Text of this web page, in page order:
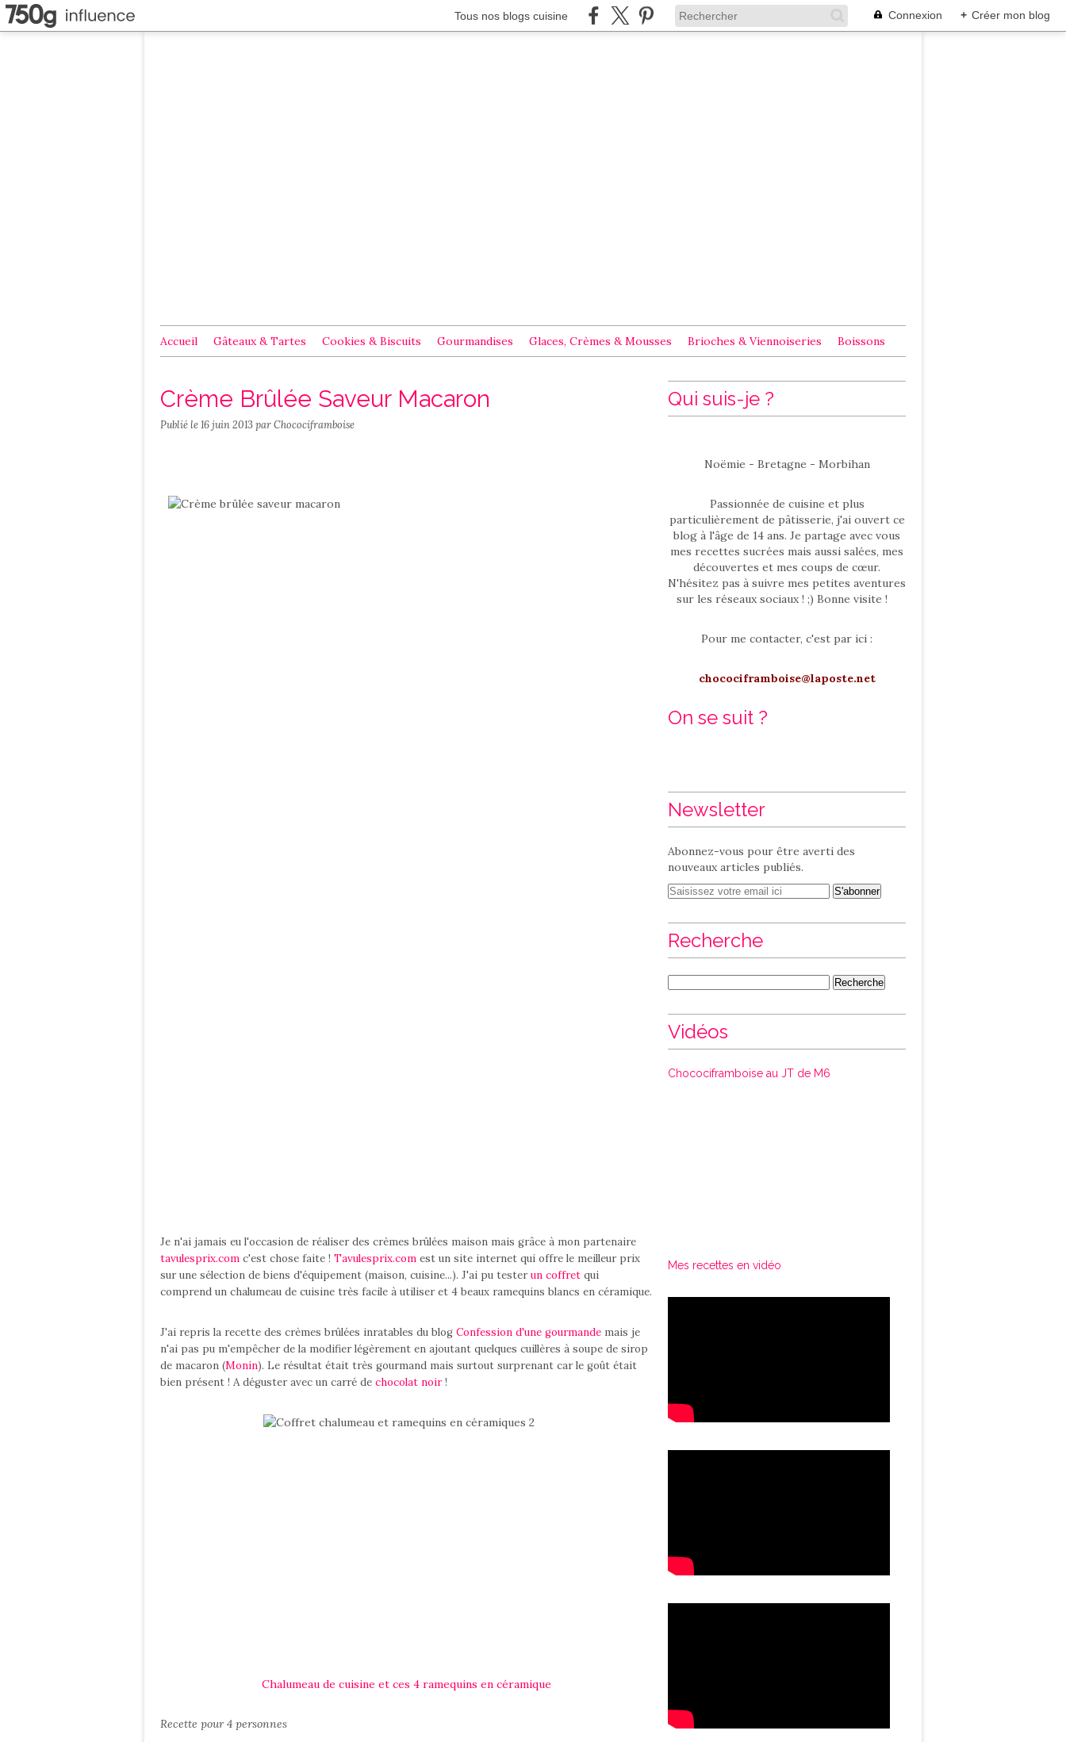
Tous nos blogs cuisine Connexion + Créer mon blog
Accueil Gâteaux & Tartes Cookies & Biscuits Gourmandises Glaces, Crèmes & Mousses Brioches & Viennoiseries Boissons
Crème Brûlée Saveur Macaron
Publié le16 juin 2013par Chocociframboise
Je n'ai jamais eu l'occasion de réaliser des crèmes brûlées maison mais grâce à mon partenaire
tavulesprix.com c'est chose faite ! Tavulesprix.com est un site internet qui offre le meilleur prix
sur une sélection de biens d'équipement (maison, cuisine...). J'ai pu testerun coffret qui
comprend un chalumeau de cuisine très facile à utiliser et 4 beaux ramequins blancs en céramique.
J'ai repris la recette des crèmes brûlées inratables du blog Confession d'une gourmande mais je
n'ai pas pu m'empêcher de la modifier légèrement en ajoutant quelques cuillères à soupe de sirop
de macaron (Monin). Le résultat était très gourmand mais surtout surprenant car le goût était
bien présent ! A déguster avec un carré de chocolat noir!
Chalumeau de cuisine et ces 4 ramequins en céramique
Recette pour 4 personnes
Qui suis-je ?
Noëmie - Bretagne - Morbihan
Passionnée de cuisine et plus
particulièrement de pâtisserie, j'ai ouvert ce
blog à l'âge de 14 ans. Je partage avec vous
mes recettes sucrées mais aussi salées, mes
découvertes et mes coups de cœur.
N'hésitez pas à suivre mes petites aventures
sur les réseaux sociaux ! ;) Bonne visite !
Pour me contacter, c'est par ici :
chocociframboise@laposte.net
On se suit ?
Newsletter
Abonnez-vous pour être averti des
nouveaux articles publiés.
Recherche
Vidéos
Chocociframboise au JT de M6
Mes recettes en vidéo